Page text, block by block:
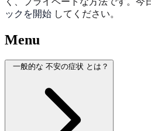
ックを開始 してください。
Menu
一般的な 不安の症状 とは？